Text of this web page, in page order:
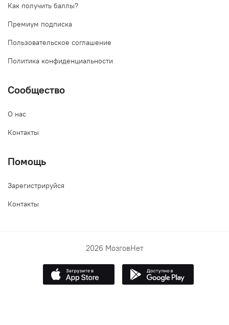
Как получить баллы?
Премиум подписка
Пользовательское соглашение
Политика конфиденциальности
Сообщество
О нас
Контакты
Помощь
Зарегистрируйся
Контакты
2026 МозговНет